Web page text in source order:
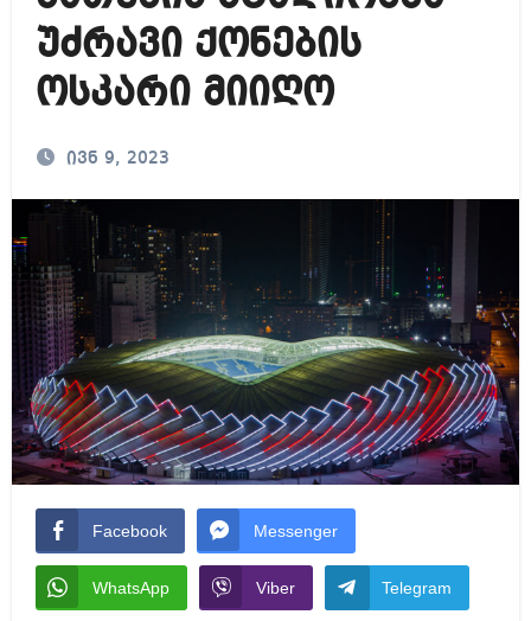
უძრავი ქონების
ოსკარი მიიღო
ივნ 9, 2023
Facebook Messenger
WhatsApp Viber Telegram